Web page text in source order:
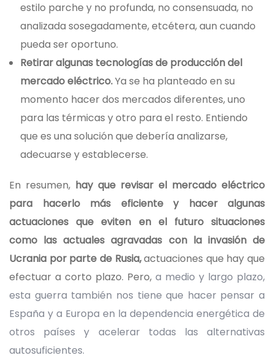
estilo parche y no profunda, no consensuada, no
analizada sosegadamente, etcétera, aun cuando
pueda ser oportuno.
Retirar algunas tecnologías de producción del
mercado eléctrico.Ya se ha planteado en su
momento hacer dos mercados diferentes, uno
para las térmicas y otro para el resto. Entiendo
que es una solución que debería analizarse,
adecuarse y establecerse.
En resumen, hay que revisar el mercado eléctrico
para hacerlo más eficiente y hacer algunas
actuaciones que eviten en el futuro situaciones
como las actuales agravadas con la invasión de
Ucrania por parte de Rusia,actuaciones que hay que
efectuar a corto plazo. Pero, a medio y largo plazo,
esta guerra también nos tiene que hacer pensar a
España y a Europa en la dependencia energética de
otros países y acelerar todas las alternativas
autosuficientes.